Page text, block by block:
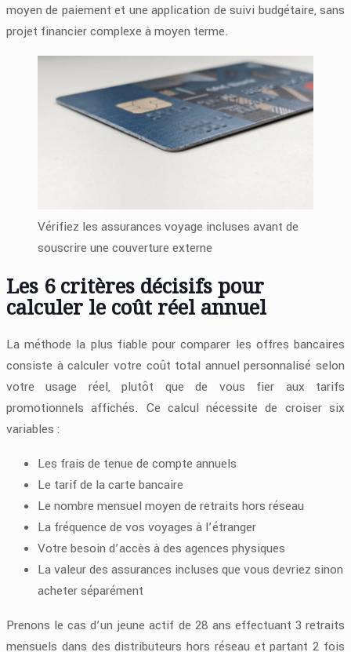
moyen de paiement et une application de suivi budgétaire, sans
projet financier complexe à moyen terme.
Vérifiez les assurances voyage incluses avant de
souscrire une couverture externe
Les 6 critères décisifs pour
calculer le coût réel annuel
La méthode la plus fiable pour comparer les offres bancaires
consiste à calculer votre coût total annuel personnalisé selon
votre usage réel, plutôt que de vous fier aux tarifs
promotionnels affichés. Ce calcul nécessite de croiser six
variables :
Les frais de tenue de compte annuels
Le tarif de la carte bancaire
Le nombre mensuel moyen de retraits hors réseau
La fréquence de vos voyages à l’étranger
Votre besoin d’accès à des agences physiques
La valeur des assurances incluses que vous devriez sinon
acheter séparément
Prenons le cas d’un jeune actif de 28 ans effectuant 3 retraits
mensuels dans des distributeurs hors réseau et partant 2 fois